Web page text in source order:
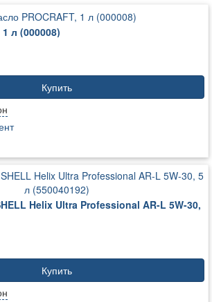
л (000008)
Купить
Helix Ultra Professional AR-L 5W-30,
Купить